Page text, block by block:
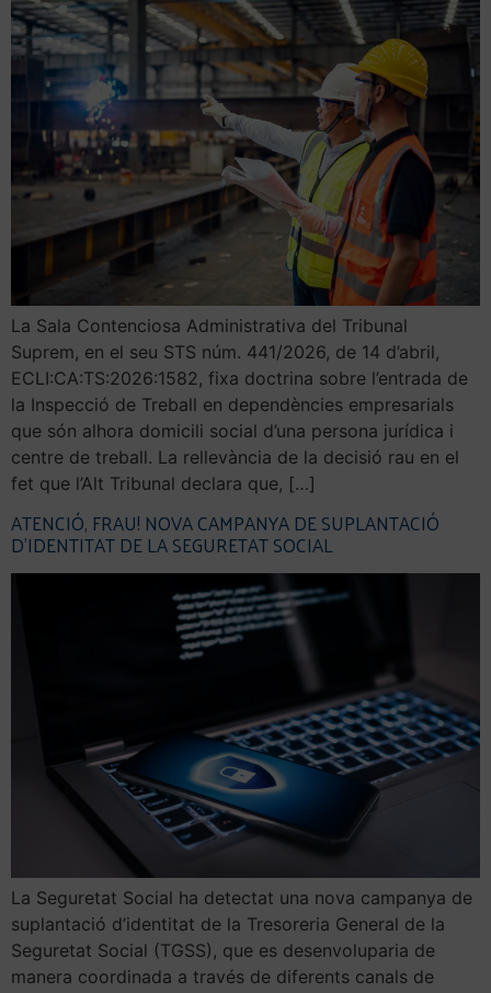
La Sala Contenciosa Administrativa del Tribunal
Suprem, en el seu STS núm. 441/2026, de 14 d’abril,
ECLI:CA:TS:2026:1582, fixa doctrina sobre l’entrada de
la Inspecció de Treball en dependències empresarials
que són alhora domicili social d’una persona jurídica i
centre de treball. La rellevància de la decisió rau en el
fet que l’Alt Tribunal declara que, […]
ATENCIÓ, FRAU! NOVA CAMPANYA DE SUPLANTACIÓ
D’IDENTITAT DE LA SEGURETAT SOCIAL
La Seguretat Social ha detectat una nova campanya de
suplantació d’identitat de la Tresoreria General de la
Seguretat Social (TGSS), que es desenvoluparia de
manera coordinada a través de diferents canals de